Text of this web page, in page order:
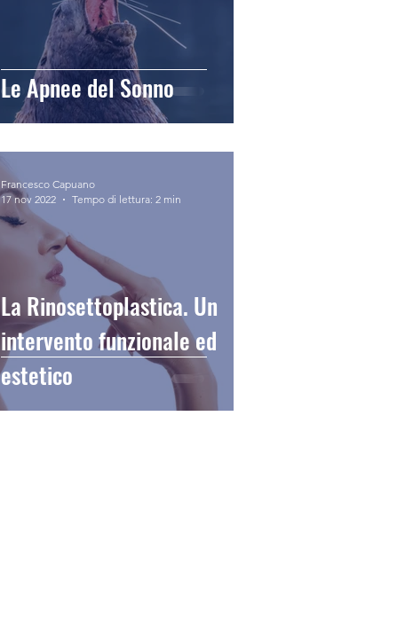
Le Apnee del Sonno
La Rinosettoplastica. Un
intervento funzionale ed
estetico
Francesco Capuano
17 nov 2022
Tempo di lettura: 2 min